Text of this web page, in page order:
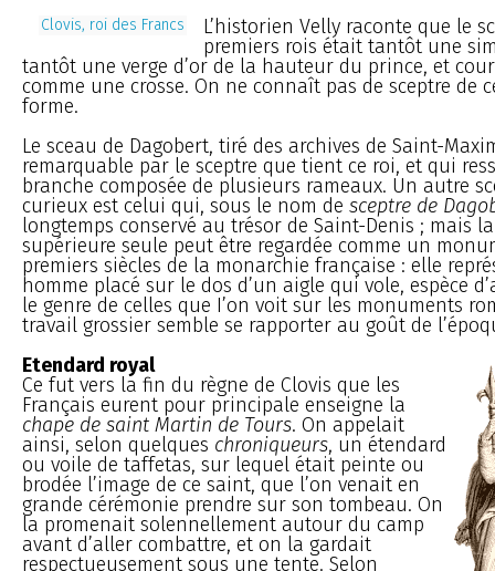
Clovis, roi des Francs
L’historien Velly raconte que le
premiers rois était tantôt une
tantôt une verge d’or de la hauteur du prince, et
comme une crosse. On ne connaît pas de sceptre de
forme.
Le sceau de Dagobert, tiré des archives de Saint-
remarquable par le sceptre que tient ce roi, et qui
branche composée de plusieurs rameaux. Un autre
curieux est celui qui, sous le nom de sceptre de
longtemps conservé au trésor de Saint-Denis ; mais
supérieure seule peut être regardée comme un
premiers siècles de la monarchie française : elle
homme placé sur le dos d’un aigle qui vole, espèce
le genre de celles que I’on voit sur les monuments
travail grossier semble se rapporter au goût de
Etendard royal
Ce fut vers la fin du règne de Clovis que les
Français eurent pour principale enseigne la
chape de saint Martin de Tours. On appelait
ainsi, selon quelques chroniqueurs, un étendard
ou voile de taffetas, sur lequel était peinte ou
brodée l’image de ce saint, que l’on venait en
grande cérémonie prendre sur son tombeau. On
la promenait solennellement autour du camp
avant d’aller combattre, et on la gardait
respectueusement sous une tente. Selon